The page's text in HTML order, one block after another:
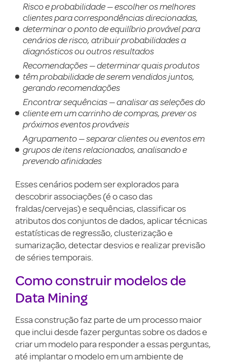
Risco e probabilidade — escolher os melhores
clientes para correspondências direcionadas,
determinar o ponto de equilíbrio provável para
cenários de risco, atribuir probabilidades a
diagnósticos ou outros resultados
Recomendações — determinar quais produtos
têm probabilidade de serem vendidos juntos,
gerando recomendações
Encontrar sequências — analisar as seleções do
cliente em um carrinho de compras, prever os
próximos eventos prováveis
Agrupamento — separar clientes ou eventos em
grupos de itens relacionados, analisando e
prevendo afinidades
Esses cenários podem ser explorados para
descobrir associações (é o caso das
fraldas/cervejas) e sequências, classificar os
atributos dos conjuntos de dados, aplicar técnicas
estatísticas de regressão, clusterização e
sumarização, detectar desvios e realizar previsão
de séries temporais.
Como construir modelos de
Data Mining
Essa construção faz parte de um processo maior
que inclui desde fazer perguntas sobre os dados e
criar um modelo para responder a essas perguntas,
até implantar o modelo em um ambiente de